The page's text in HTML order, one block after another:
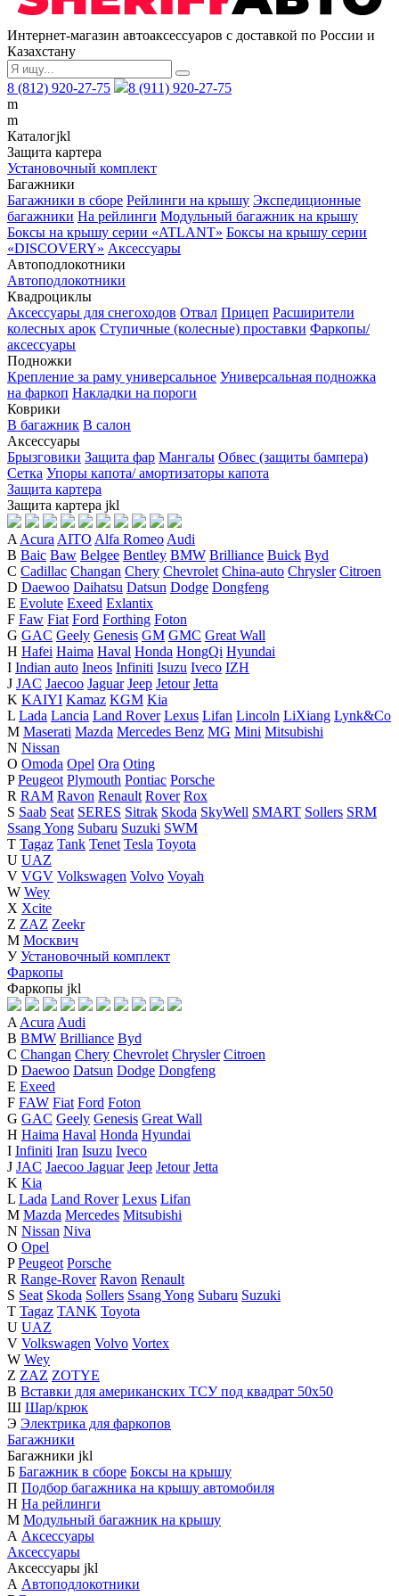
Интернет-магазин автоаксессуаров с доставкой по России и
Казахстану
8 (812) 920-27-75
8 (911) 920-27-75
m
m
Каталогjkl
Защита картера
Установочный комплект
Багажники
Багажники в сборе Рейлинги на крышу Экспедиционные
багажники На рейлинги Модульный багажник на крышу
Боксы на крышу серии «ATLANT» Боксы на крышу серии
«DISCOVERY» Аксессуары
Автоподлокотники
Автоподлокотники
Квадроциклы
Аксессуары для снегоходов Отвал Прицеп Расширители
колесных арок Ступичные (колесные) проставки Фаркопы/
аксессуары
Подножки
Крепление за раму универсальное Универсальная подножка
на фаркоп Накладки на пороги
Коврики
В багажник В салон
Аксессуары
Брызговики Защита фар Мангалы Обвес (защиты бампера)
Сетка Упоры капота/ амортизаторы капота
Защита картера
Защита картера jkl
A Acura AITO Alfa Romeo Audi
B Baic Baw Belgee Bentley BMW Brilliance Buick Byd
C Cadillac Changan Chery Chevrolet China-auto Chrysler Citroen
D Daewoo Daihatsu Datsun Dodge Dongfeng
E Evolute Exeed Exlantix
F Faw Fiat Ford Forthing Foton
G GAC Geely Genesis GM GMC Great Wall
H Hafei Haima Haval Honda HongQi Hyundai
I Indian auto Ineos Infiniti Isuzu Iveco IZH
J JAC Jaecoo Jaguar Jeep Jetour Jetta
K KAIYI Kamaz KGM Kia
L Lada Lancia Land Rover Lexus Lifan Lincoln LiXiang Lynk&Co
M Maserati Mazda Mercedes Benz MG Mini Mitsubishi
N Nissan
O Omoda Opel Ora Oting
P Peugeot Plymouth Pontiac Porsche
R RAM Ravon Renault Rover Rox
S Saab Seat SERES Sitrak Skoda SkyWell SMART Sollers SRM
Ssang Yong Subaru Suzuki SWM
T Tagaz Tank Tenet Tesla Toyota
U UAZ
V VGV Volkswagen Volvo Voyah
W Wey
X Xcite
Z ZAZ Zeekr
М Москвич
У Установочный комплект
Фаркопы
Фаркопы jkl
A Acura Audi
B BMW Brilliance Byd
C Changan Chery Chevrolet Chrysler Citroen
D Daewoo Datsun Dodge Dongfeng
E Exeed
F FAW Fiat Ford Foton
G GAC Geely Genesis Great Wall
H Haima Haval Honda Hyundai
I Infiniti Iran Isuzu Iveco
J JAC Jaecoo Jaguar Jeep Jetour Jetta
K Kia
L Lada Land Rover Lexus Lifan
M Mazda Mercedes Mitsubishi
N Nissan Niva
O Opel
P Peugeot Porsche
R Range-Rover Ravon Renault
S Seat Skoda Sollers Ssang Yong Subaru Suzuki
T Tagaz TANK Toyota
U UAZ
V Volkswagen Volvo Vortex
W Wey
Z ZAZ ZOTYE
В Вставки для американских ТСУ под квадрат 50х50
Ш Шар/крюк
Э Электрика для фаркопов
Багажники
Багажники jkl
Б Багажник в сборе Боксы на крышу
П Подбор багажника на крышу автомобиля
Н На рейлинги
М Модульный багажник на крышу
А Аксессуары
Аксессуары
Аксессуары jkl
А Автоподлокотники